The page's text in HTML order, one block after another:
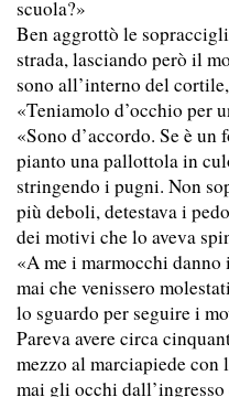
scuola?»
Ben aggrottò le
strada, lasciando però il
sono all’interno del
«Teniamolo d’occhio per
«Sono d’accordo. Se è
pianto una pallottola in
stringendo i pugni. Non
più deboli, detestava i
dei motivi che lo aveva
«A me i marmocchi
mai che venissero
lo sguardo per seguire i
Pareva avere circa
mezzo al marciapiede con
mai gli occhi